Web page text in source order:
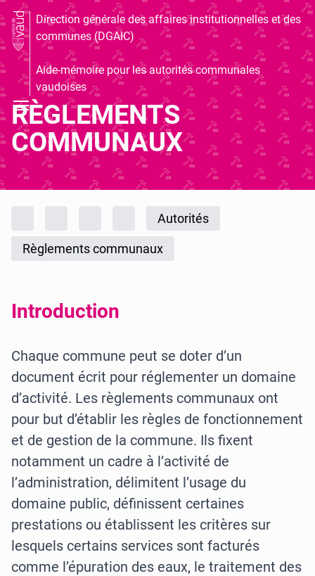
Direction générale des affaires institutionnelles et des
communes (DGAIC)
Aide-mémoire pour les autorités communales
vaudoises
RÈGLEMENTS
COMMUNAUX
Aide-mémoire pour les autorités
Autorités
Règlements communaux
Introduction
Chaque commune peut se doter d’un
document écrit pour réglementer un domaine
d’activité. Les règlements communaux ont
pour but d’établir les règles de fonctionnement
et de gestion de la commune. Ils fixent
notamment un cadre à l’activité de
l’administration, délimitent l’usage du
domaine public, définissent certaines
prestations ou établissent les critères sur
lesquels certains services sont facturés
comme l’épuration des eaux, le traitement des